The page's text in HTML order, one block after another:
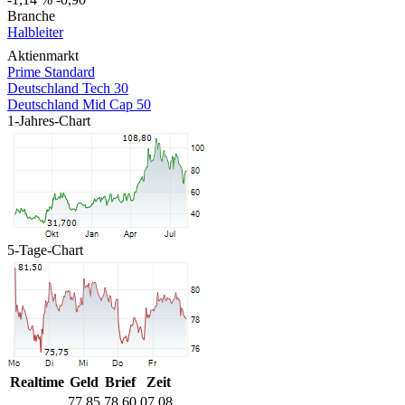
Branche
Halbleiter
Aktienmarkt
Prime Standard
Deutschland Tech 30
Deutschland Mid Cap 50
1-Jahres-Chart
5-Tage-Chart
Realtime Geld Brief
Zeit
77,85 78,60 07.08.